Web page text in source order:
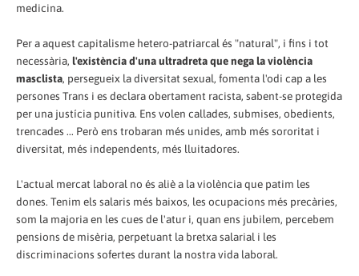
medicina.
Per a aquest capitalisme hetero-patriarcal és "natural", i fins i tot
necessària, l'existència d'una ultradreta que nega la violència
masclista, persegueix la diversitat sexual, fomenta l'odi cap a les
persones Trans i es declara obertament racista, sabent-se protegida
per una justícia punitiva. Ens volen callades, submises, obedients,
trencades ... Però ens trobaran més unides, amb més sororitat i
diversitat, més independents, més lluitadores.
L'actual mercat laboral no és aliè a la violència que patim les
dones. Tenim els salaris més baixos, les ocupacions més precàries,
som la majoria en les cues de l'atur i, quan ens jubilem, percebem
pensions de misèria, perpetuant la bretxa salarial i les
discriminacions sofertes durant la nostra vida laboral.